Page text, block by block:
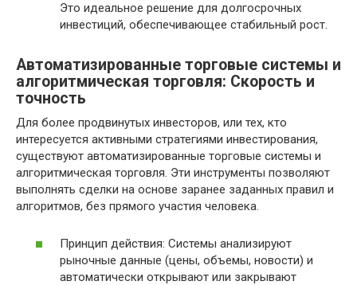
Это идеальное решение для долгосрочных
инвестиций, обеспечивающее стабильный рост.
Автоматизированные торговые системы и
алгоритмическая торговля: Скорость и
точность
Для более продвинутых инвесторов, или тех, кто
интересуется активными стратегиями инвестирования,
существуют автоматизированные торговые системы и
алгоритмическая торговля. Эти инструменты позволяют
выполнять сделки на основе заранее заданных правил и
алгоритмов, без прямого участия человека.
Принцип действия: Системы анализируют
рыночные данные (цены, объемы, новости) и
автоматически открывают или закрывают